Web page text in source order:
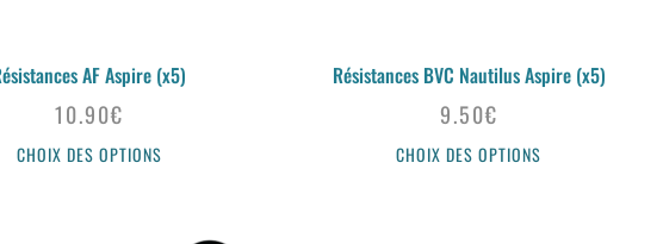
AF Aspire (x5)
10.90€
CHOIX DES OPTIONS
Résistances BVC Nautilus Aspire (x5)
9.50€
CHOIX DES OPTIONS